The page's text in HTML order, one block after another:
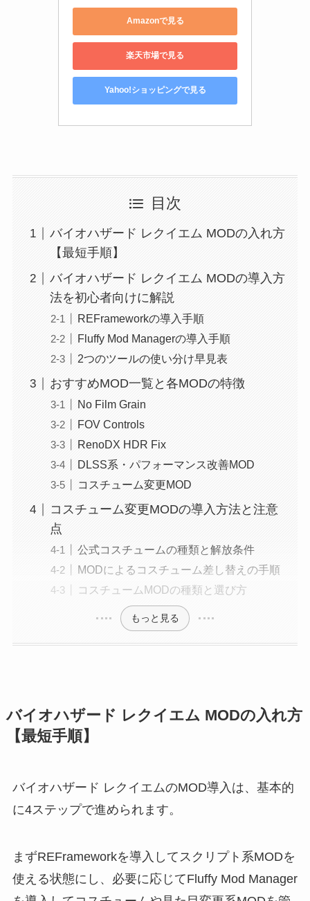
Amazonで見る
楽天市場で見る
Yahoo!ショッピングで見る
目次
バイオハザード レクイエム MODの入れ方
【最短手順】
バイオハザード レクイエム MODの導入方
法を初心者向けに解説
REFrameworkの導入手順
Fluffy Mod Managerの導入手順
2つのツールの使い分け早見表
おすすめMOD一覧と各MODの特徴
No Film Grain
FOV Controls
RenoDX HDR Fix
DLSS系・パフォーマンス改善MOD
コスチューム変更MOD
コスチューム変更MODの導入方法と注意
点
公式コスチュームの種類と解放条件
MODによるコスチューム差し替えの手順
コスチュームMODの種類と選び方
もっと見る
バイオハザード レクイエム MODの入れ方
【最短手順】
バイオハザード レクイエムのMOD導入は、基本的
に4ステップで進められます。
まずREFrameworkを導入してスクリプト系MODを
使える状態にし、必要に応じてFluffy Mod Manager